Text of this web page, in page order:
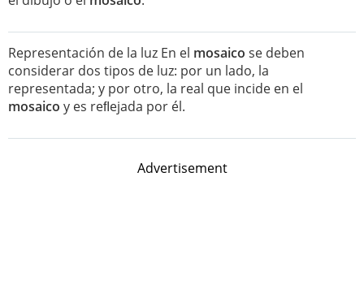
Representación de la luz En el mosaico se deben
considerar dos tipos de luz: por un lado, la
representada; y por otro, la real que incide en el
mosaico y es reﬂejada por él.
Advertisement